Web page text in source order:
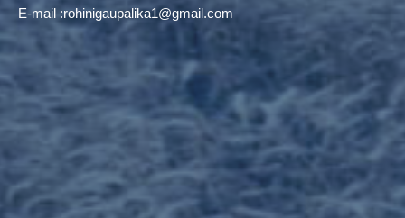
E-mail :rohinigaupalika1@gmail.com